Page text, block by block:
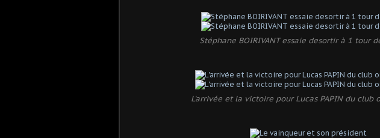
Stéphane BOIRIVANT essaie desortir à 1 tour
L'arrivée et la victoire pour Lucas PAPIN du club